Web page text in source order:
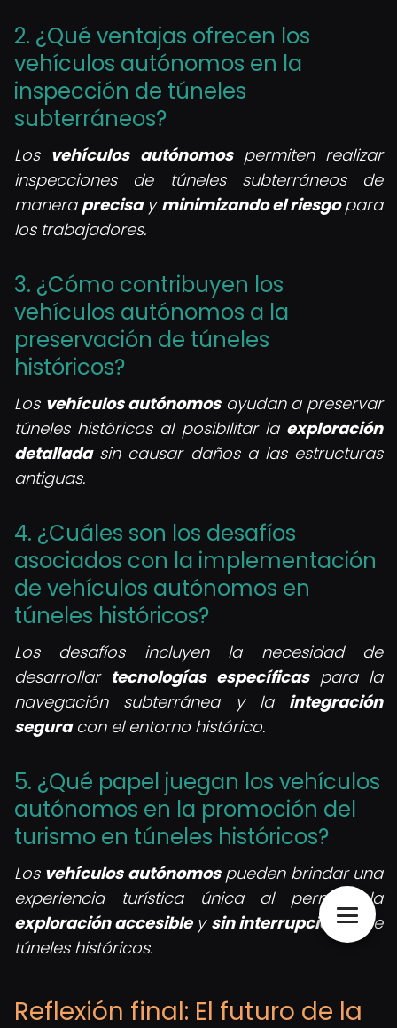
2. ¿Qué ventajas ofrecen los
vehículos autónomos en la
inspección de túneles
subterráneos?
Los vehículos autónomospermiten realizar
inspecciones de túneles subterráneos de
manera precisay minimizando el riesgopara
los trabajadores.
3. ¿Cómo contribuyen los
vehículos autónomos a la
preservación de túneles
históricos?
Los vehículos autónomosayudan a preservar
túneles históricos al posibilitar la exploración
detalladasin causar daños a las estructuras
antiguas.
4. ¿Cuáles son los desafíos
asociados con la implementación
de vehículos autónomos en
túneles históricos?
Los desafíos incluyen la necesidad de
desarrollar tecnologías específicaspara la
navegación subterránea y la integración
seguracon el entorno histórico.
5. ¿Qué papel juegan los vehículos
autónomos en la promoción del
turismo en túneles históricos?
Los vehículos autónomospueden brindar una
experiencia turística única al permitir la
exploración accesibley sin interrupcionesde
túneles históricos.
Reflexión final: El futuro de la